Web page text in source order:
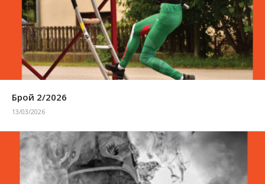
Брой 2/2026
13/03/2026